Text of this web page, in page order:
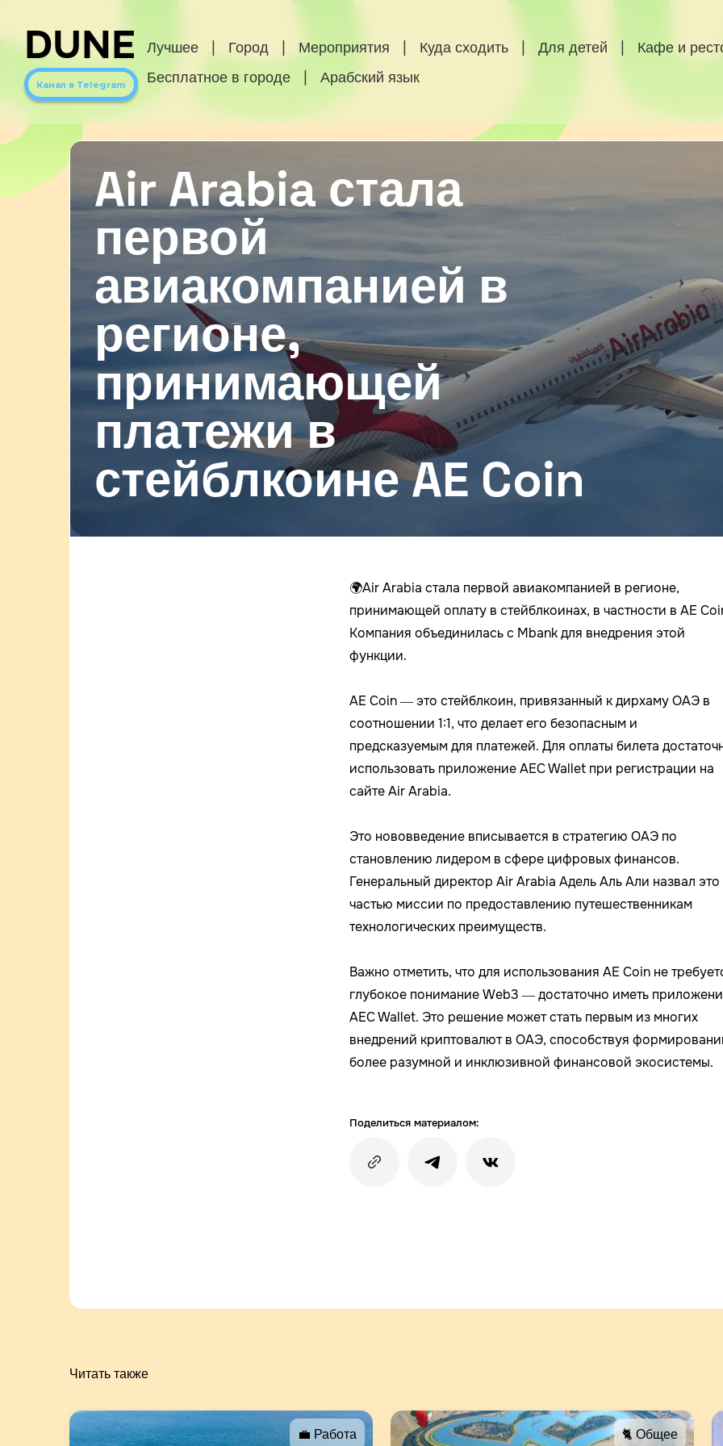
DUNE
Канал в Telegram
Лучшее Город Мероприятия Куда сходить Для детей
Кафе и
Бесплатное в городе
Арабский язык
Air Arabia стала
первой
авиакомпанией в
регионе,
принимающей
платежи в
стейблкоине AE Coin
🌍Air Arabia стала первой авиакомпанией в регионе,
принимающей оплату в стейблкоинах, в частности в AE
Компания объединилась с Mbank для внедрения этой
функции.
AE Coin — это стейблкоин, привязанный к дирхаму ОАЭ в
соотношении 1:1, что делает его безопасным и
предсказуемым для платежей. Для оплаты билета
использовать приложение AEC Wallet при регистрации на
сайте Air Arabia.
Это нововведение вписывается в стратегию ОАЭ по
становлению лидером в сфере цифровых финансов.
Генеральный директор Air Arabia Адель Аль Али назвал это
частью миссии по предоставлению путешественникам
технологических преимуществ.
Важно отметить, что для использования AE Coin не
глубокое понимание Web3 — достаточно иметь
AEC Wallet. Это решение может стать первым из многих
внедрений криптовалют в ОАЭ, способствуя
более разумной и инклюзивной финансовой экосистемы.
Поделиться материалом:
Читать также
💼 Работа 🐈 Общее